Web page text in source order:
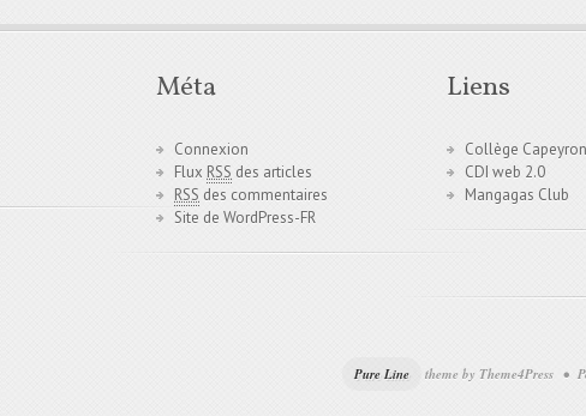
Méta
Connexion
Flux RSS des articles
RSS des commentaires
Site de WordPress-FR
Liens
Collège Capeyron
CDI web 2.0
Mangagas Club
Pure Line theme by Theme4Press •